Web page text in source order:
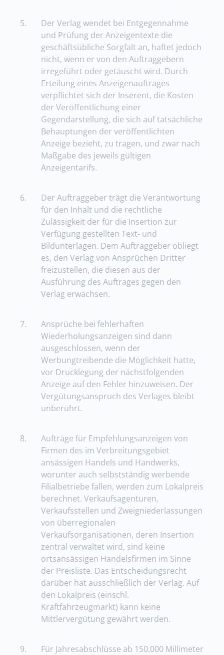
5.
Der Verlag wendet bei Entgegennahme
und Prüfung der Anzeigentexte die
geschäftsübliche Sorgfalt an, haftet jedoch
nicht, wenn er von den Auftraggebern
irregeführt oder getäuscht wird. Durch
Erteilung eines Anzeigenauftrages
verpflichtet sich der Inserent, die Kosten
der Veröffentlichung einer
Gegendarstellung, die sich auf tatsächliche
Behauptungen der veröffentlichten
Anzeige bezieht, zu tragen, und zwar nach
Maßgabe des jeweils gültigen
Anzeigentarifs.
6.
Der Auftraggeber trägt die Verantwortung
für den Inhalt und die rechtliche
Zulässigkeit der für die Insertion zur
Verfügung gestellten Text- und
Bildunterlagen. Dem Auftraggeber obliegt
es, den Verlag von Ansprüchen Dritter
freizustellen, die diesen aus der
Ausführung des Auftrages gegen den
Verlag erwachsen.
7.
Ansprüche bei fehlerhaften
Wiederholungsanzeigen sind dann
ausgeschlossen, wenn der
Werbungtreibende die Möglichkeit hatte,
vor Drucklegung der nächstfolgenden
Anzeige auf den Fehler hinzuweisen. Der
Vergütungsanspruch des Verlages bleibt
unberührt.
8.
Aufträge für Empfehlungsanzeigen von
Firmen des im Verbreitungsgebiet
ansässigen Handels und Handwerks,
worunter auch selbstständig werbende
Filialbetriebe fallen, werden zum Lokalpreis
berechnet. Verkaufsagenturen,
Verkaufsstellen und Zweigniederlassungen
von überregionalen
Verkaufsorganisationen, deren Insertion
zentral verwaltet wird, sind keine
ortsansässigen Handelsfirmen im Sinne
der Preisliste. Das Entscheidungsrecht
darüber hat ausschließlich der Verlag. Auf
den Lokalpreis (einschl.
Kraftfahrzeugmarkt) kann keine
Mittlervergütung gewährt werden.
9.
Für Jahresabschlüsse ab 150.000 Millimeter